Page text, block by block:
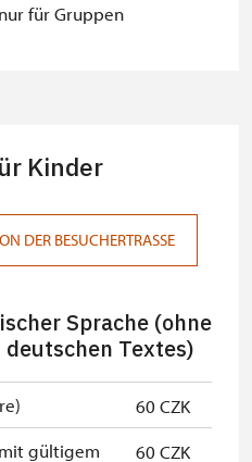
*
kostenlos
kostenlos
kostenlos
für Gruppen
Kinder
DER BESUCHERTRASSE
Sprache (ohne
Textes)
60 CZK
gültigem
60 CZK